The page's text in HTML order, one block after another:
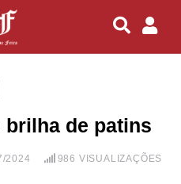
brilha de patins
2024 986 VISUALIZAÇÕES